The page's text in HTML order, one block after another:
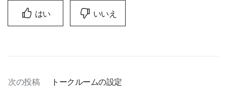
はい いいえ
次の投稿 トークルームの設定